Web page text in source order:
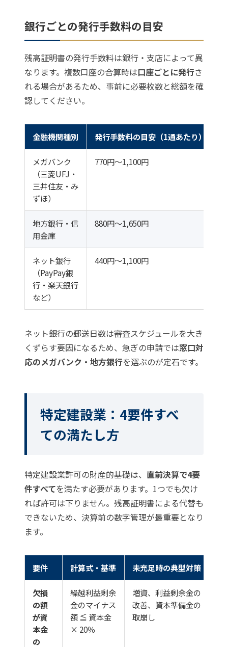
銀行ごとの発行手数料の目安
残高証明書の発行手数料は銀行・支店によって異
なります。複数口座の合算時は口座ごとに発行さ
れる場合があるため、事前に必要枚数と総額を確
認してください。
金融機関種別 発行手数料の目安（1通あたり）
メガバンク
（三菱UFJ・
三井住友・み
ずほ）
770円〜1,100円
地方銀行・信
用金庫
880円〜1,650円
ネット銀行
（PayPay銀
行・楽天銀行
など）
440円〜1,100円
ネット銀行の郵送日数は審査スケジュールを大き
くずらす要因になるため、急ぎの申請では窓口対
応のメガバンク・地方銀行を選ぶのが定石です。
特定建設業：4要件すべ
ての満たし方
特定建設業許可の財産的基礎は、 直前決算で4要
件すべてを満たす必要があります。1つでも欠け
れば許可は下りません。残高証明書による代替も
できないため、決算前の数字管理が最重要となり
ます。
要件 計算式・基準 未充足時の典型対策
欠損
の額
が資
本金
の
繰越利益剰余
金のマイナス
額 ≦ 資本金
× 20％
増資、利益剰余金の
改善、資本準備金の
取崩し